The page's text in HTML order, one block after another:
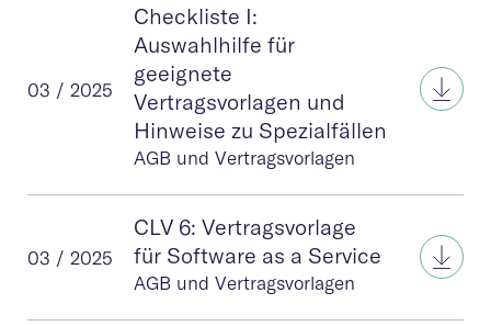
03 / 2025
Checkliste I:
Auswahlhilfe für
geeignete
Vertragsvorlagen und
Hinweise zu Spezialfällen
AGB und Vertragsvorlagen
03 / 2025
CLV 6: Vertragsvorlage
für Software as a Service
AGB und Vertragsvorlagen
CLV